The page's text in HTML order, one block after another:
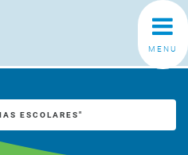
MENU
ESCOLARES"